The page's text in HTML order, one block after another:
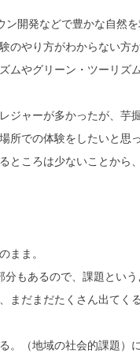
開発などで豊かな自然
のやり方がわからない方が
ムやグリーン・ツーリズ
ジャーが多かったが、芋
所での体験をしたいと思
ところは少ないことから
まま。
もあるので、課題とい
まだまだたくさん出てく
。（地域の社会的課題）